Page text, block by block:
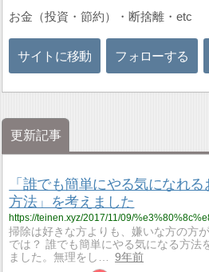
お金（投資・節約）・断捨離・etc
サイトに移動 フォローする
更新記事
「誰でも簡単にやる気になれる
方法」を考えました
掃除は好きな方よりも、嫌いな方の方
では？ 誰でも簡単にやる気になる方法
ました。無理をし…
9年前